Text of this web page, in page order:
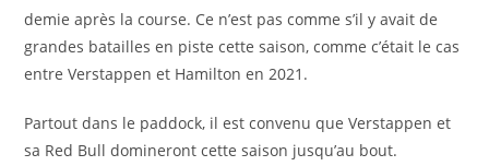
demie après la course. Ce n’est pas comme s’il y avait de
grandes batailles en piste cette saison, comme c’était le cas
entre Verstappen et Hamilton en 2021.
Partout dans le paddock, il est convenu que Verstappen et
sa Red Bull domineront cette saison jusqu’au bout.